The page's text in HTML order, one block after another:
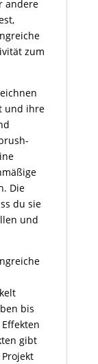
andere
zum
und ihre
Die
du sie
und
bis
gibt